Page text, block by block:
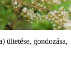
ültetése, gondozása,